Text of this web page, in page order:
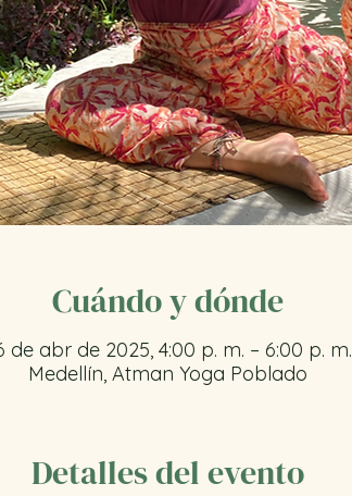
Cuándo y dónde
de abr de 2025, 4:00 p. m. – 6:00 p. m.
Medellín, Atman Yoga Poblado
Detalles del evento